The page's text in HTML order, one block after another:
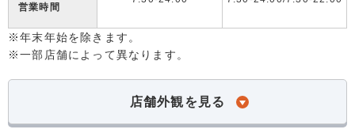
営業時間
※年末年始を除きます。
※一部店舗によって異なります。
店舗外観を見る